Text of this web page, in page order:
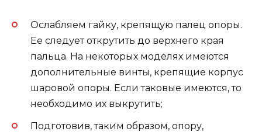
Ослабляем гайку, крепящую палец опоры.
Ее следует открутить до верхнего края
пальца. На некоторых моделях имеются
дополнительные винты, крепящие корпус
шаровой опоры. Если таковые имеются, то
необходимо их выкрутить;
Подготовив, таким образом, опору,